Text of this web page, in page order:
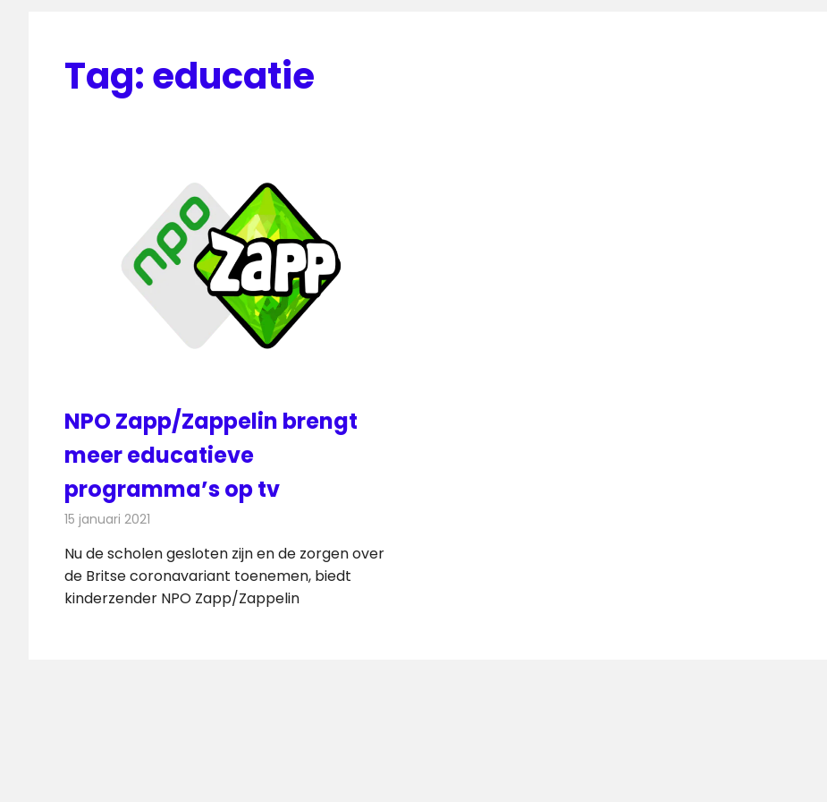
Tag:educatie
NPO Zapp/Zappelin brengt
meer educatieve
programma’s op tv
15 januari 2021
Nu de scholen gesloten zijn en de zorgen over
de Britse coronavariant toenemen, biedt
kinderzender NPO Zapp/Zappelin